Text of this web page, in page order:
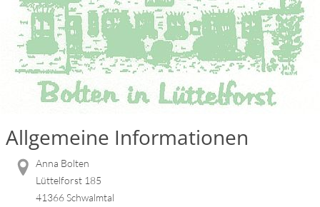
Allgemeine Informationen
Anna Bolten
Lüttelforst 185
41366 Schwalmtal